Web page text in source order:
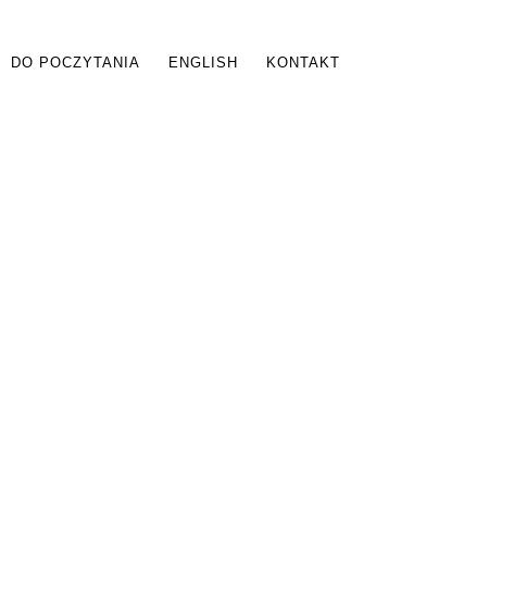
DO POCZYTANIA ENGLISH KONTAKT